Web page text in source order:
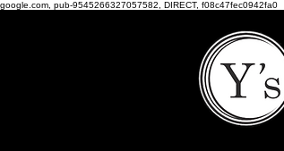
google.com, pub-9545266327057582, DIRECT, f08c47fec0942fa0